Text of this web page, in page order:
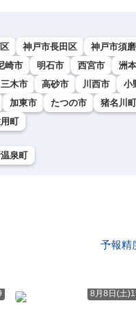
神戸市長田区 神戸市須
崎市 明石市 西宮市 洲
三木市 高砂市 川西市 小
加東市 たつの市 猪名川町
町
泉町
予報精
8月8日(土